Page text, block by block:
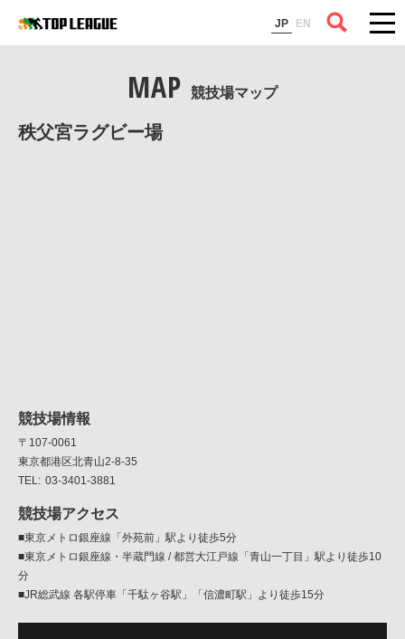
JP EN
コラム
MAP 競技場マップ
秩父宮ラグビー場
競技場情報
〒107-0061
東京都港区北青山2-8-35
03-3401-3881
競技場アクセス
■東京メトロ銀座線「外苑前」駅より徒歩5分
■東京メトロ銀座線・半蔵門線 / 都営大江戸線「青山一丁目」駅より徒歩10
分
■JR総武線 各駅停車「千駄ヶ谷駅」「信濃町駅」より徒歩15分